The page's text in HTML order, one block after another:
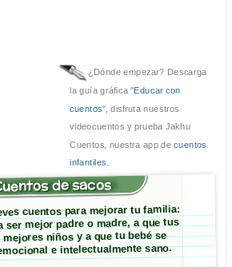
¿Dónde empezar? Descarga
la guía gráfica "Educar con
cuentos", disfruta nuestros
videocuentos y prueba Jakhu
Cuentos, nuestra app decuentos
infantiles.
de sacos
cuentos para mejorar tu familia:
ser mejor padre o madre, a que tus
niños y a que tu bebé se
e intelectualmente sano.